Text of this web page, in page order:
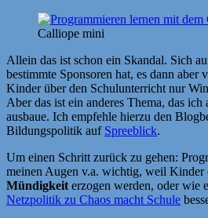
Calliope mini
Allein das ist schon ein Skandal. Sich
bestimmte Sponsoren hat, es dann aber
Kinder über den Schulunterricht nur
Aber das ist ein anderes Thema, das
ausbaue. Ich empfehle hierzu den
Bildungspolitik auf Spreeblick.
Um einen Schritt zurück zu gehen:
meinen Augen v.a. wichtig, weil Kinder
Mündigkeit erzogen werden, oder wie
Netzpolitik zu Chaos macht Schule